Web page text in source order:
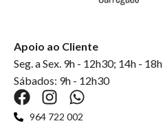
Apoio ao Cliente
Seg. a Sex. 9h - 12h30; 14h - 18h
Sábados: 9h - 12h30
964 722 002